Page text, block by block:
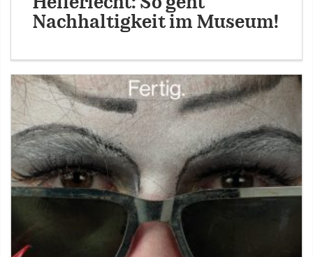
Nachhaltigkeit im Museum!